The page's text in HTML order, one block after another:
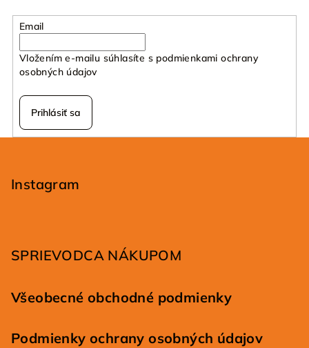
Email
Vložením e-mailu súhlasíte s podmienkami ochrany
osobných údajov
Prihlásiť sa
Instagram
SPRIEVODCA NÁKUPOM
Všeobecné obchodné podmienky
Podmienky ochrany osobných údajov